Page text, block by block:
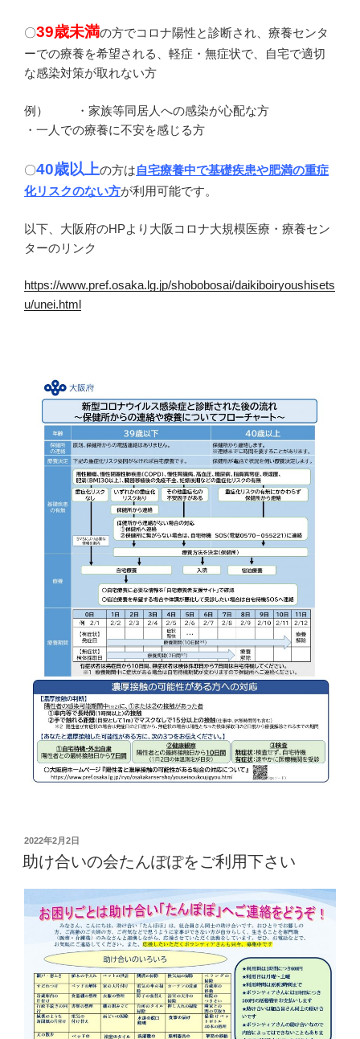
〇39歳未満の方でコロナ陽性と診断され、療養センタ
ーでの療養を希望される、軽症・無症状で、自宅で適切
な感染対策が取れない方
例） ・家族等同居人への感染が心配な方
・一人での療養に不安を感じる方
〇40歳以上の方は自宅療養中で基礎疾患や肥満の重症
化リスクのない方が利用可能です。
以下、大阪府のHPより大阪コロナ大規模医療・療養セン
ターのリンク
https://www.pref.osaka.lg.jp/shobobosai/daikiboiryoushisets
u/unei.html
投
稿
日:
2022年2月2日
助け合いの会たんぽぽをご利用下さい